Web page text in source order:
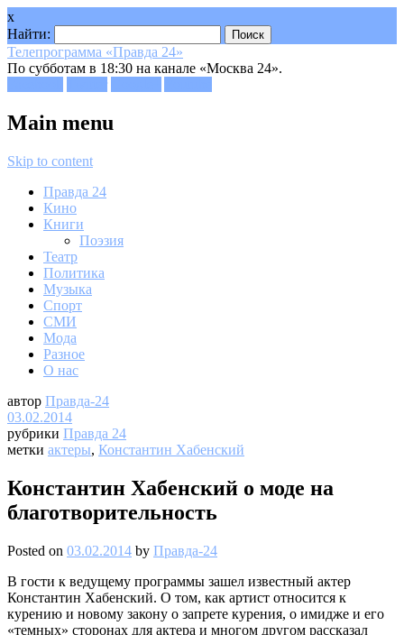
x
Найти:
Телепрограмма «Правда 24»
По субботам в 18:30 на канале «Москва 24».
Main menu
Skip to content
Правда 24
Кино
Книги
Поэзия
Театр
Политика
Музыка
Спорт
СМИ
Мода
Разное
О нас
автор Правда-24
03.02.2014
рубрики Правда 24
метки актеры, Константин Хабенский
Константин Хабенский о моде на
благотворительность
Posted on 03.02.2014 by Правда-24
В гости к ведущему программы зашел известный актер
Константин Хабенский. О том, как артист относится к
курению и новому закону о запрете курения, о имидже и его
«темных» сторонах для актера и многом другом рассказал